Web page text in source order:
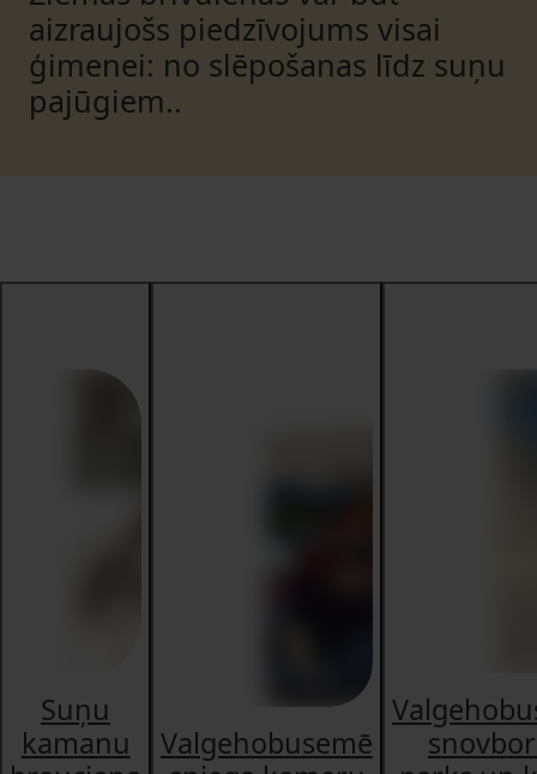
aizraujošs piedzīvojums visai
ģimenei: no slēpošanas līdz suņu
pajūgiem..
Suņu
kamanu
Valgehobusemē